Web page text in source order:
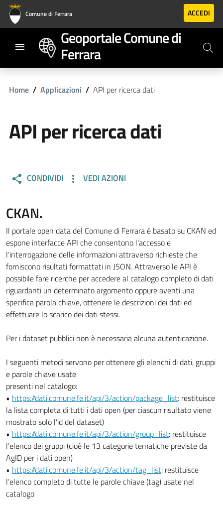
Vai al contenuto principale
Vai al footer
Comune di Ferrara ACCEDI
Geoportale Comune di
Ferrara
Home Applicazioni API per ricerca dati
API per ricerca dati
CONDIVIDI VEDI AZIONI
CKAN.
Il portale open data del Comune di Ferrara è basato su CKAN ed
espone interfacce API che consentono l’accesso e
l’interrogazione delle informazioni attraverso richieste che
forniscono risultati formattati in JSON. Attraverso le API è
possibile fare ricerche per accedere al catalogo completo di dati
riguardanti un determinato argomento oppure aventi una
specifica parola chiave, ottenere le descrizioni dei dati ed
effettuare lo scarico dei dati stessi.
Per i dataset pubblici non è necessaria alcuna autenticazione.
I seguenti metodi servono per ottenere gli elenchi di dati, gruppi
e parole chiave usate
presenti nel catalogo:
• https://dati.comune.fe.it/api/3/action/package_list: restituisce
la lista completa di tutti i dati open (per ciascun risultato viene
mostrato solo l’id del dataset)
• https://dati.comune.fe.it/api/3/action/group_list: restituisce
l’elenco dei gruppi (cioè le 13 categorie tematiche previste da
AgID per i dati open)
• https://dati.comune.fe.it/api/3/action/tag_list: restituisce
l’elenco completo di tutte le parole chiave (tag) usate nel
catalogo